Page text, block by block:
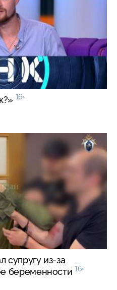
16+
супругу из-за
беременности 16+